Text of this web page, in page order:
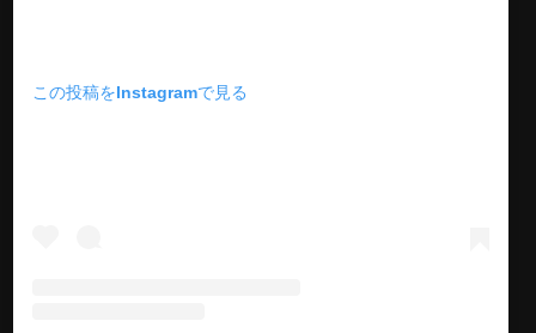
この投稿をInstagramで見る